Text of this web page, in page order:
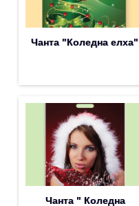
Чанта "Коледна елха"
Чанта " Коледна